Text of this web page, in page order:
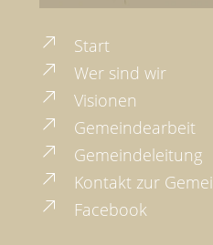
Start
Wer sind wir
Visionen
Gemeindearbeit
Gemeindeleitung
Kontakt zur
Facebook